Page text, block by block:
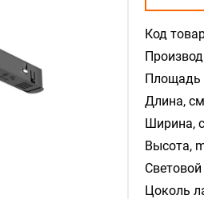
Код
Площадь
Длина,
Ширина,
Высота,
Цоколь